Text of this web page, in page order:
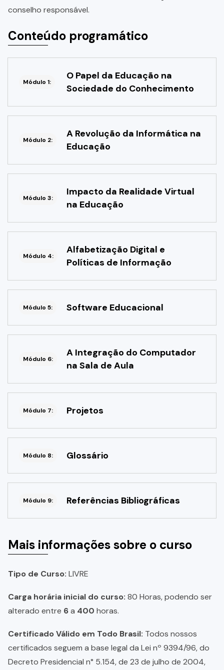
conselho responsável.
Conteúdo programático
Módulo 1:
O Papel da Educação na
Sociedade do Conhecimento
Módulo 2:
A Revolução da Informática na
Educação
Módulo 3:
Impacto da Realidade Virtual
na Educação
Módulo 4:
Alfabetização Digital e
Políticas de Informação
Módulo 5: Software Educacional
Módulo 6:
A Integração do Computador
na Sala de Aula
Módulo 7: Projetos
Módulo 8: Glossário
Módulo 9: Referências Bibliográficas
Mais informações sobre o curso
Tipo de Curso: LIVRE
Carga horária inicial do curso: 80 Horas, podendo ser
alterado entre 6a 400 horas.
Certificado Válido em Todo Brasil: Todos nossos
certificados seguem a base legal da Lei nº 9394/96, do
Decreto Presidencial n° 5.154, de 23 de julho de 2004,